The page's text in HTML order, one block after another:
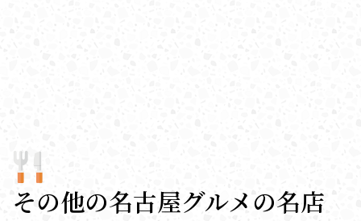
その他の名古屋グルメの名店